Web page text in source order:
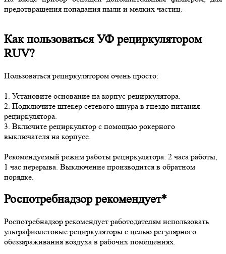
предотвращения попадания пыли и мелких частиц.
Как пользоваться УФ рециркулятором
RUV?
Пользоваться рециркулятором очень просто:
1. Установите основание на корпус рециркулятора.
2. Подключите штекер сетевого шнура в гнездо питания
рециркулятора.
3. Включите рециркулятор с помощью рокерного
выключателя на корпусе.
Рекомендуемый режим работы рециркулятора: 2 часа работы,
1 час перерыва. Выключение производится в обратном
порядке.
Роспотребнадзор рекомендует*
Роспотребнадзор рекомендует работодателям использовать
ультрафиолетовые рециркуляторы с целью регулярного
обеззараживания воздуха в рабочих помещениях.